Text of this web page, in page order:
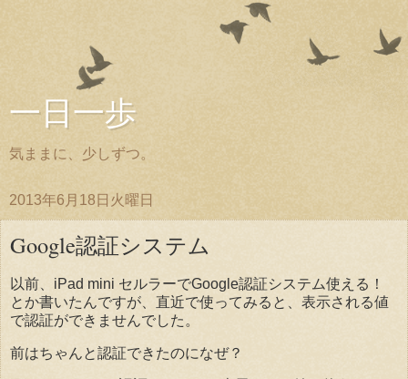
一日一歩
気ままに、少しずつ。
2013年6月18日火曜日
Google認証システム
以前、iPad mini セルラーでGoogle認証システム使える！
とか書いたんですが、直近で使ってみると、表示される値
で認証ができませんでした。
前はちゃんと認証できたのになぜ？